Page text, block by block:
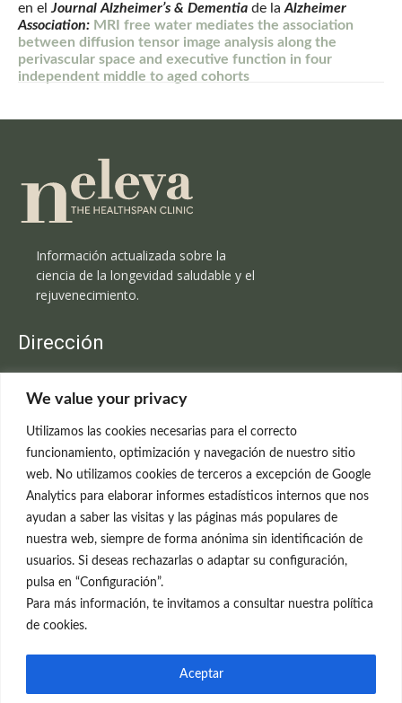
We value your privacy
Utilizamos las cookies necesarias para el correcto
funcionamiento, optimización y navegación de nuestro sitio
web. No utilizamos cookies de terceros a excepción de Google
Analytics para elaborar informes estadísticos internos que nos
ayudan a saber las visitas y las páginas más populares de
nuestra web, siempre de forma anónima sin identificación de
usuarios. Si deseas rechazarlas o adaptar su configuración,
pulsa en “Configuración”.
Para más información, te invitamos a consultar nuestra política
de cookies.
Aceptar
en el Journal Alzheimer’s & Dementia de la Alzheimer
Association: MRI free water mediates the association
between diffusion tensor image analysis along the
perivascular space and executive function in four
independent middle to aged cohorts
Información actualizada sobre la
ciencia de la longevidad saludable y el
rejuvenecimiento.
Dirección
C/Claudio Coello, 19 - 1º
699 595 619
rejuvenecimiento@clinicaneleva.com
Información Legal
Política de Privacidad
Política de Cookies